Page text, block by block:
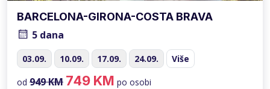
BARCELONA-GIRONA-COSTA BRAVA
5 dana
03.09. 10.09. 17.09. 24.09. Više
od 949 KM 749 KM po osobi